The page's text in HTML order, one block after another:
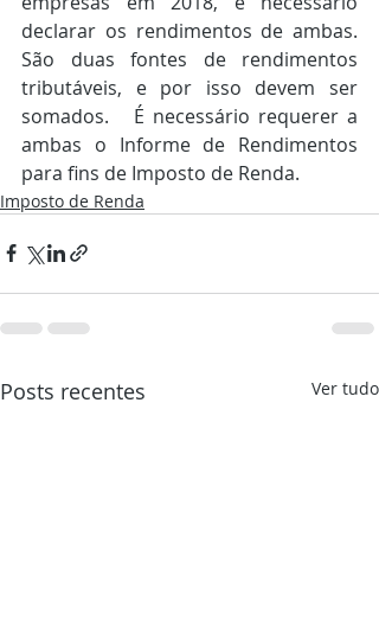
declarar os rendimentos de ambas.
São duas fontes de rendimentos
tributáveis, e por isso devem ser
somados.   É necessário requerer a
ambas o Informe de Rendimentos
para fins de Imposto de Renda.
Imposto de Renda
Posts recentes Ver tudo